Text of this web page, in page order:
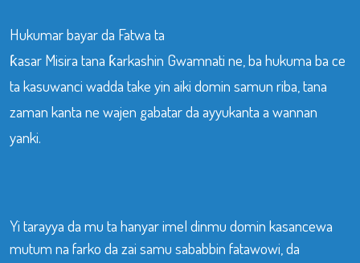
Hukumar bayar da Fatwa ta
ƙasar Misira tana ƙarkashin Gwamnati ne, ba hukuma ba ce
ta kasuwanci wadda take yin aiki domin samun riba, tana
zaman kanta ne wajen gabatar da ayyukanta a wannan
yanki.
Yi tarayya da mu ta hanyar imel dinmu domin kasancewa
mutum na farko da zai samu sababbin fatawowi, da